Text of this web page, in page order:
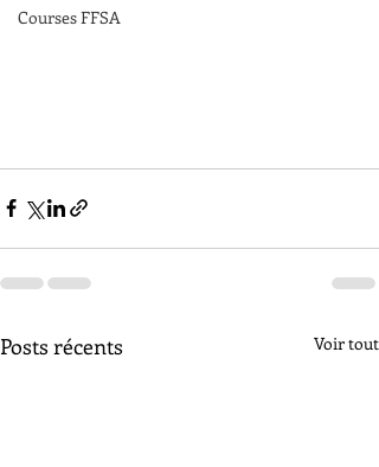
Courses FFSA
Posts récents Voir tout